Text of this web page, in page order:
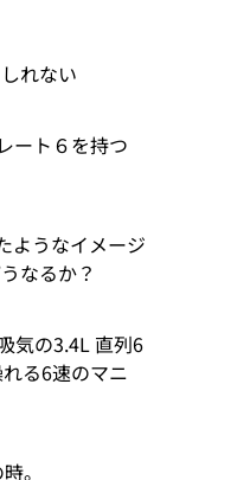
れない
ート６を持つ
ようなイメージ
なるか？
気の3.4L 直列6
る6速のマニ
。